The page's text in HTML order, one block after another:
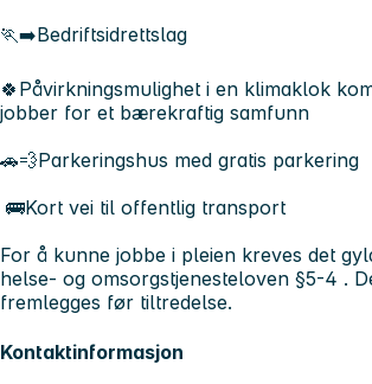
🏃‍➡️Bedriftsidrettslag
🍀Påvirkningsmulighet i en klimaklok
jobber for et bærekraftig samfunn
🚗💨Parkeringshus med gratis parkering
🚌Kort vei til offentlig transport
For å kunne jobbe i pleien kreves det
helse- og omsorgstjenesteloven §5-4 .
fremlegges før tiltredelse.
Kontaktinformasjon